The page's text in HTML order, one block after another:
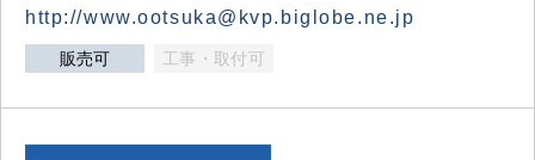
http://www.ootsuka@kvp.biglobe.ne.jp
販売可 工事・取付可